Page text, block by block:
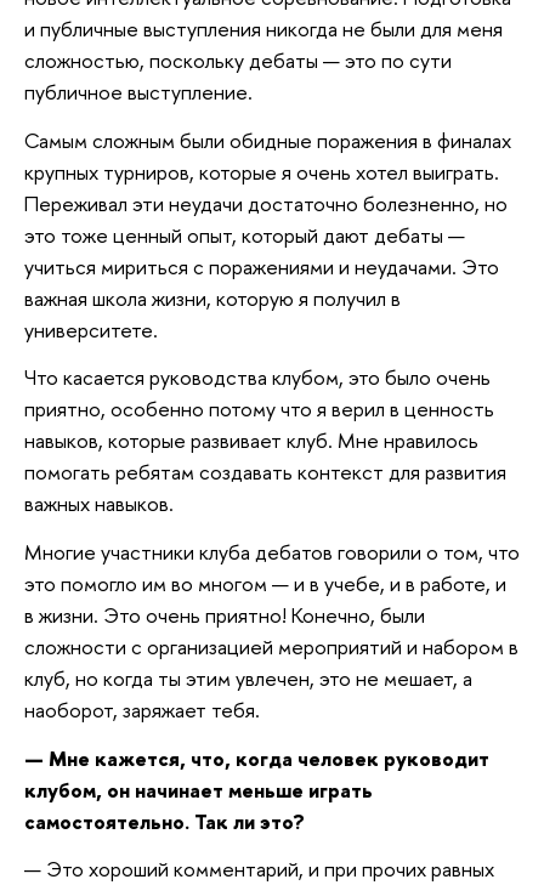
и публичные выступления никогда не были для меня
сложностью, поскольку дебаты — это по сути
публичное выступление.
Самым сложным были обидные поражения в финалах
крупных турниров, которые я очень хотел выиграть.
Переживал эти неудачи достаточно болезненно, но
это тоже ценный опыт, который дают дебаты —
учиться мириться с поражениями и неудачами. Это
важная школа жизни, которую я получил в
университете.
Что касается руководства клубом, это было очень
приятно, особенно потому что я верил в ценность
навыков, которые развивает клуб. Мне нравилось
помогать ребятам создавать контекст для развития
важных навыков.
Многие участники клуба дебатов говорили о том, что
это помогло им во многом — и в учебе, и в работе, и
в жизни. Это очень приятно! Конечно, были
сложности с организацией мероприятий и набором в
клуб, но когда ты этим увлечен, это не мешает, а
наоборот, заряжает тебя.
— Мне кажется, что, когда человек руководит
клубом, он начинает меньше играть
самостоятельно. Так ли это?
— Это хороший комментарий, и при прочих равных